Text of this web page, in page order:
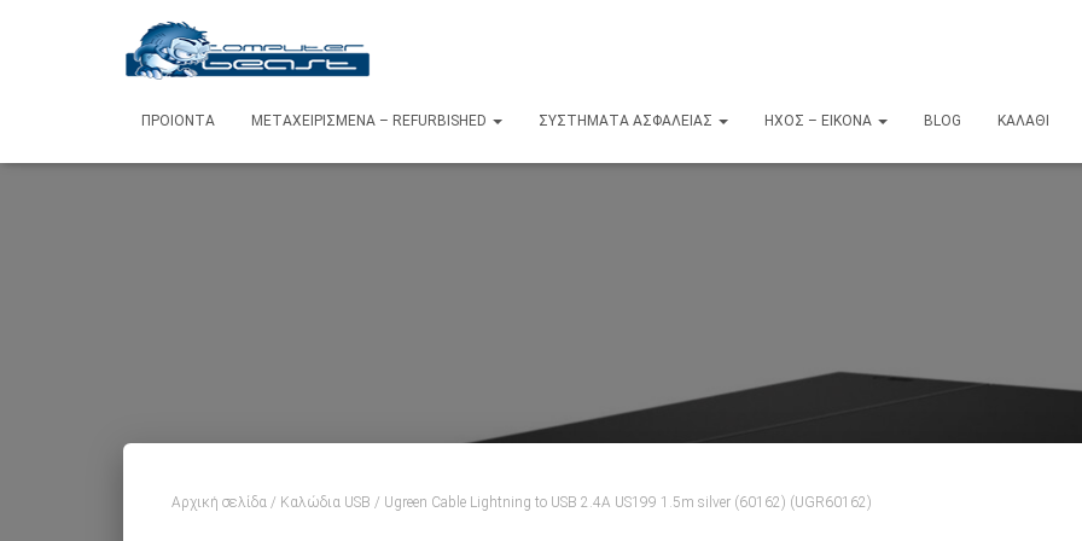
ΠΡΟΙΌΝΤΑ ΜΕΤΑΧΕΙΡΙΣΜΈΝΑ – REFURBISHED ΣΥΣΤΉΜΑΤΑ ΑΣΦΑΛΕΊΑΣ ΉΧΟΣ – ΕΙΚΌΝΑ BLOG ΚΑΛΆΘΙ
Αρχική σελίδα / Καλώδια USB / Ugreen Cable Lightning to USB 2.4A US199 1.5m silver (60162) (UGR60162)